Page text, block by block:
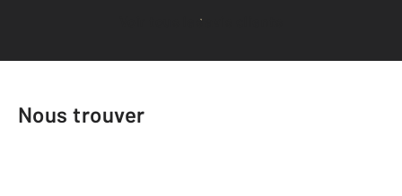
Voir tous les avis clients
Nous trouver